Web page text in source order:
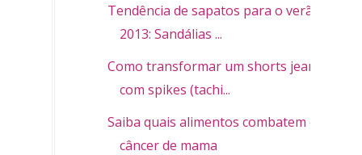
Tendência de sapatos para o verão
2013: Sandálias ...
Como transformar um shorts jeans
com spikes (tachi...
Saiba quais alimentos combatem o
câncer de mama